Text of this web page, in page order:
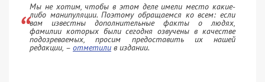
Мы не хотим, чтобы в этом деле имели место какие-
либо манипуляции. Поэтому обращаемся ко всем: если
вам известны дополнительные факты о людях,
фамилии которых были сегодня озвучены в качестве
подозреваемых, просим предоставить их нашей
редакции, – отметили в издании.